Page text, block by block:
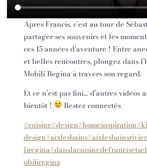
Après Francis, c’est au tour de
partager ses souvenirs et les
ces 15 années d’aventure ! Entre
et belles rencontres, plongez dans
Mobili Regina à travers son regard.
Et ce n’est pas fini… d’autres vidéos
bientôt !
Restez connectés
#cuisine#design#homeinspiration
design#aixlesbains
liregina
obiliregina